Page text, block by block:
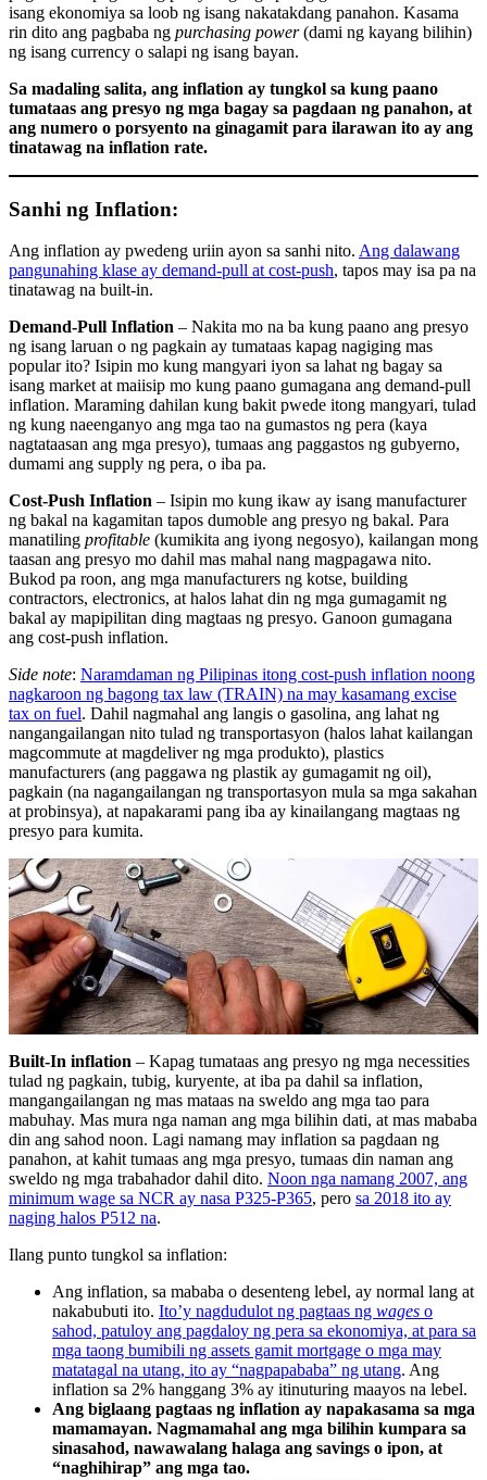
isang ekonomiya sa loob ng isang nakatakdang panahon. Kasama
rin dito ang pagbaba ng purchasing power(dami ng kayang bilihin)
ng isang currency o salapi ng isang bayan.
Sa madaling salita, ang inflation ay tungkol sa kung paano
tumataas ang presyo ng mga bagay sa pagdaan ng panahon, at
ang numero o porsyento na ginagamit para ilarawan ito ay ang
tinatawag na inflation rate.
Sanhi ng Inflation:
Ang inflation ay pwedeng uriin ayon sa sanhi nito. Ang dalawang
pangunahing klase ay demand-pull at cost-push, tapos may isa pa na
tinatawag na built-in.
Demand-Pull Inflation – Nakita mo na ba kung paano ang presyo
ng isang laruan o ng pagkain ay tumataas kapag nagiging mas
popular ito? Isipin mo kung mangyari iyon sa lahat ng bagay sa
isang market at maiisip mo kung paano gumagana ang demand-pull
inflation. Maraming dahilan kung bakit pwede itong mangyari, tulad
ng kung naeenganyo ang mga tao na gumastos ng pera (kaya
nagtataasan ang mga presyo), tumaas ang paggastos ng gubyerno,
dumami ang supply ng pera, o iba pa.
Cost-Push Inflation – Isipin mo kung ikaw ay isang manufacturer
ng bakal na kagamitan tapos dumoble ang presyo ng bakal. Para
manatiling profitable (kumikita ang iyong negosyo), kailangan mong
taasan ang presyo mo dahil mas mahal nang magpagawa nito.
Bukod pa roon, ang mga manufacturers ng kotse, building
contractors, electronics, at halos lahat din ng mga gumagamit ng
bakal ay mapipilitan ding magtaas ng presyo. Ganoon gumagana
ang cost-push inflation.
Side note: Naramdaman ng Pilipinas itong cost-push inflation noong
nagkaroon ng bagong tax law (TRAIN) na may kasamang excise
tax on fuel. Dahil nagmahal ang langis o gasolina, ang lahat ng
nangangailangan nito tulad ng transportasyon (halos lahat kailangan
magcommute at magdeliver ng mga produkto), plastics
manufacturers (ang paggawa ng plastik ay gumagamit ng oil),
pagkain (na nagangailangan ng transportasyon mula sa mga sakahan
at probinsya), at napakarami pang iba ay kinailangang magtaas ng
presyo para kumita.
Built-In inflation – Kapag tumataas ang presyo ng mga necessities
tulad ng pagkain, tubig, kuryente, at iba pa dahil sa inflation,
mangangailangan ng mas mataas na sweldo ang mga tao para
mabuhay. Mas mura nga naman ang mga bilihin dati, at mas mababa
din ang sahod noon. Lagi namang may inflation sa pagdaan ng
panahon, at kahit tumaas ang mga presyo, tumaas din naman ang
sweldo ng mga trabahador dahil dito. Noon nga namang 2007, ang
minimum wage sa NCR ay nasa P325-P365, pero sa 2018 ito ay
naging halos P512 na.
Ilang punto tungkol sa inflation:
Ang inflation, sa mababa o desenteng lebel, ay normal lang at
nakabubuti ito. Ito’y nagdudulot ng pagtaas ng wages o
sahod, patuloy ang pagdaloy ng pera sa ekonomiya, at para sa
mga taong bumibili ng assets gamit mortgage o mga may
matatagal na utang, ito ay “nagpapababa” ng utang. Ang
inflation sa 2% hanggang 3% ay itinuturing maayos na lebel.
Ang biglaang pagtaas ng inflation ay napakasama sa mga
mamamayan. Nagmamahal ang mga bilihin kumpara sa
sinasahod, nawawalang halaga ang savings o ipon, at
“naghihirap” ang mga tao.